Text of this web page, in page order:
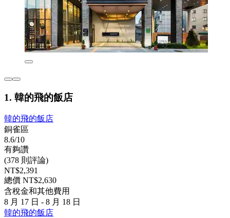
1. 韓的飛的飯店
韓的飛的飯店
銅雀區
8.6/10
有夠讚
(378 則評論)
NT$2,391
總價 NT$2,630
含稅金和其他費用
8 月 17 日 - 8 月 18 日
韓的飛的飯店